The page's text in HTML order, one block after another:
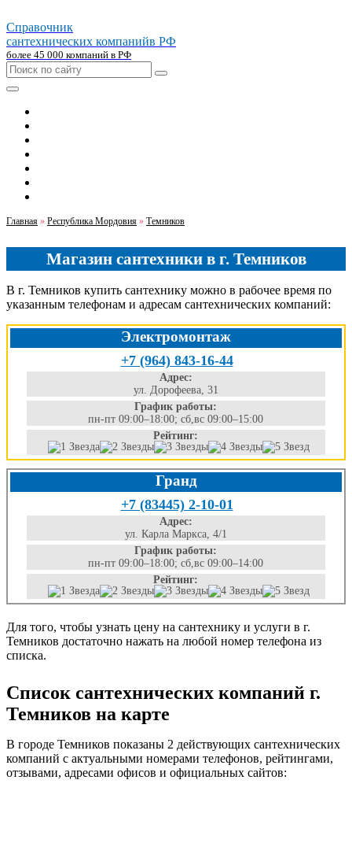
Справочник
сантехнических компанийв РФ
более 45 000 компаний в РФ
Главная » Республика Мордовия » Темников
Магазин сантехники в г. Темников
В г. Темников купить сантехнику можно в рабочее время по
указанным телефонам и адресам сантехнических компаний:
Электромонтаж
+7 (964) 843-16-44
Адрес:
ул. Дорофеева, 31
График работы:
пн-пт 09:00–18:00; сб,вс 09:00–15:00
Рейтинг:
Гранд
+7 (83445) 2-10-01
Адрес:
ул. Карла Маркса, 4/1
График работы:
пн-пт 09:00–18:00; сб,вс 09:00–14:00
Рейтинг:
Для того, чтобы узнать цену на сантехнику и услуги в г.
Темников достаточно нажать на любой номер телефона из
списка.
Список сантехнических компаний г.
Темников на карте
В городе Темников показаны 2 действующих сантехнических
компаний с актуальными номерами телефонов, рейтингами,
отзывами, адресами офисов и официальных сайтов: